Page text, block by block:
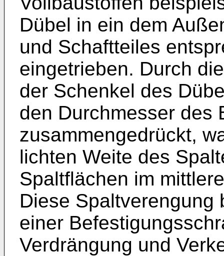
Dübel in ein dem
und Schaftteiles
eingetrieben. Durch
der Schenkel des
den Durchmesser des
zusammengedrückt,
lichten Weite des
Spaltflächen im
Diese Spaltverengung
einer
Verdrängung und